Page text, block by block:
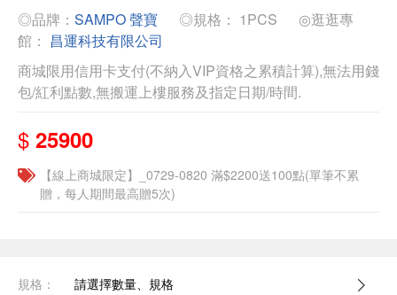
◎品牌： SAMPO 聲寶 ◎規格： 1PCS
◎逛逛專
館： 昌運科技有限公司
商城限用信用卡支付(不納入VIP資格之累積計算),無法用錢
包/紅利點數,無搬運上樓服務及指定日期/時間.
$ 25900
【線上商城限定】_0729-0820 滿$2200送100點(單筆不累
贈，每人期間最高贈5次)
規格： 請選擇數量、規格